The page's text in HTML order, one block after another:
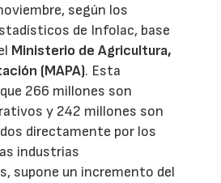
según los
de Infolac, base
Ministerio de Agricultura,
(MAPA). Esta
266 millones son
y 242 millones son
directamente por los
industrias
supone un incremento del